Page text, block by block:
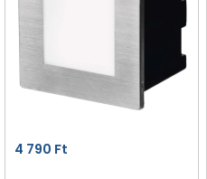
4 790 Ft